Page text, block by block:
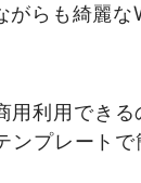
がらも綺麗
用利用できる
ンプレート